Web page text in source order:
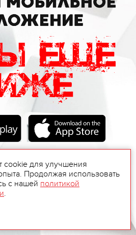
cookie для улучшения
Продолжая использовать
с нашей политикой
.